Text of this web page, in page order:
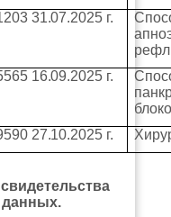
31.07.2025 г.
16.09.2025 г.
27.10.2025 г.
данных.